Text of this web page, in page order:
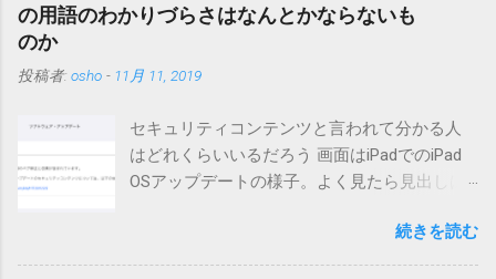
点が多いため、こちらにはリンクしていません。安定を求め
る方は0.5.3を、新版の機能が必要な方は0.6.3をご利用くださ
い。 こちら からどうぞ。 0.3.6までのバージョンに、エント
版へのアップデートを強くお勧めしてます。 mail-entry.zipを
ダウンロードするにはここをクリックしてください。
（Windowsから解凍したフォルダを見ると「_MACOSX」とい
りませんので無視してください。MacOS XでZIP圧縮している
ため、Mac独自のファイル情報が含まれてしまうようで
の用語のわかりづらさはなんとかならないも
のか
投稿者: osho - 11月 11, 2019
セキュリティコンテンツと言われて分かる人
はどれくらいいるだろう 画面はiPadでのiPad
OSアップデートの様子。よく見たら見出しは
の名前としてはいまだにiOSのままとか、そん
な理由じゃないでしょうね。 それは混乱のも
続きを読む